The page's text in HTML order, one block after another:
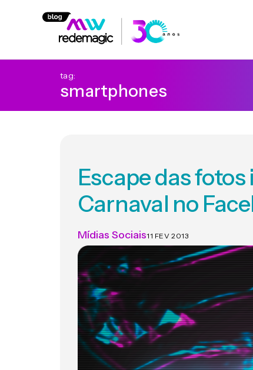
tag:
smartphones
Escape das
Carnaval no
Mídias Sociais11 FEV 2013